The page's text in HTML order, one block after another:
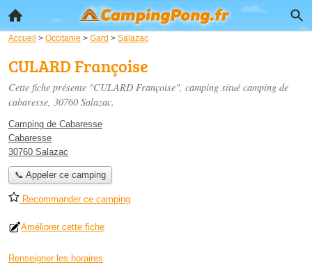
Accueil > Occitanie > Gard > Salazac
CULARD Françoise
Cette fiche présente "CULARD Françoise", camping situé camping de
cabaresse, 30760 Salazac.
Camping de Cabaresse
Cabaresse
30760 Salazac
📞 Appeler ce camping
Recommander ce camping
Améliorer cette fiche
Renseigner les horaires